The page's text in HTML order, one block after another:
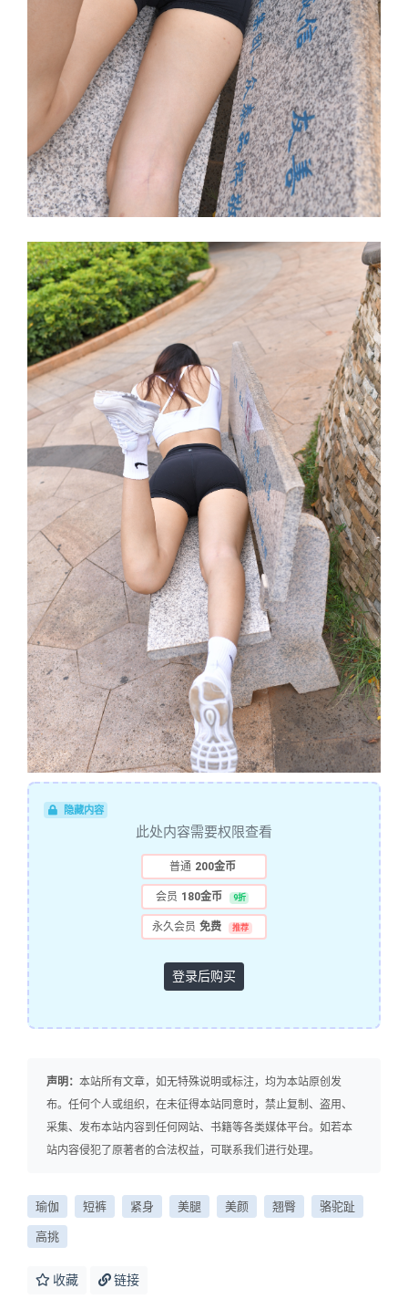
隐藏内容
此处内容需要权限查看
普通 200金币
会员 180金币 9折
永久会员 免费 推荐
登录后购买
声明： 本站所有文章，如无特殊说明或标注，均为本站原创发
布。任何个人或组织，在未征得本站同意时，禁止复制、盗用、
采集、发布本站内容到任何网站、书籍等各类媒体平台。如若本
站内容侵犯了原著者的合法权益，可联系我们进行处理。
瑜伽 短裤 紧身 美腿 美颜 翘臀 骆驼趾
高挑
收藏 链接